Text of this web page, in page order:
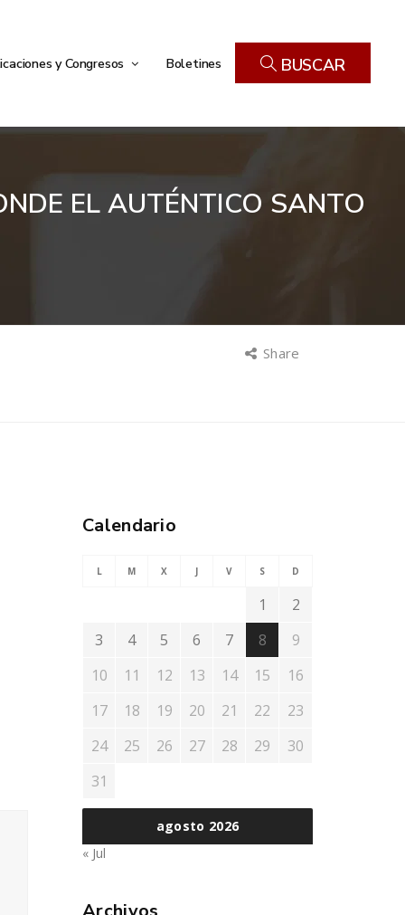
y Congresos Boletines BUSCAR
EL AUTÉNTICO SANTO
Share
Calendario
agosto 2026
L M X J V S D
1
2
3
4 5 6 7 8
9
10
11 12 13 14 15
16
17
18 19 20 21 22
23
24
25 26 27 28 29
30
31
« Jul